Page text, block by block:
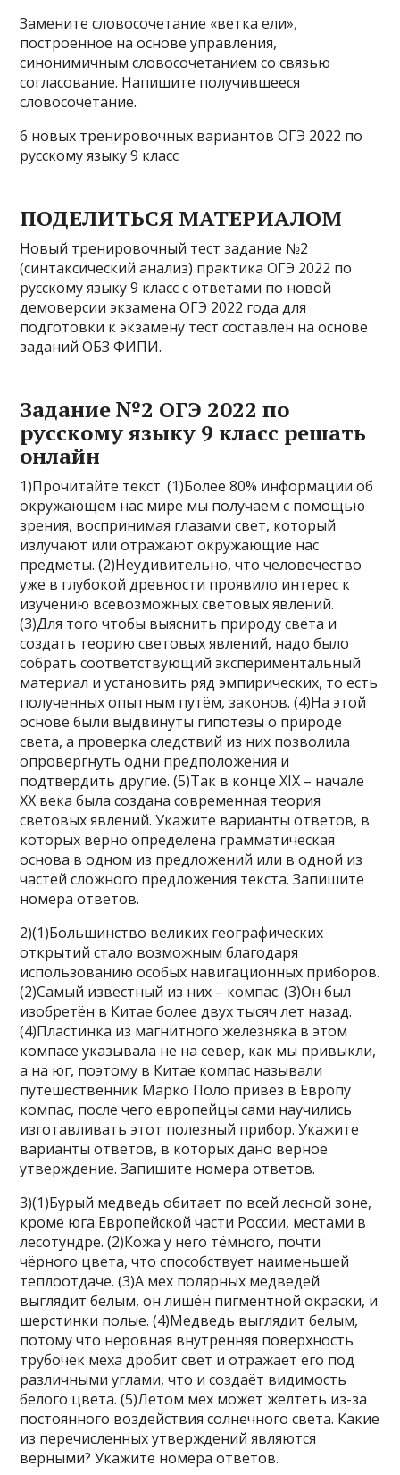
Замените словосочетание «ветка ели»,
построенное на основе управления,
синонимичным словосочетанием со связью
согласование. Напишите получившееся
словосочетание.
6 новых тренировочных вариантов ОГЭ 2022 по
русскому языку 9 класс
ПОДЕЛИТЬСЯ МАТЕРИАЛОМ
Новый тренировочный тест задание №2
(синтаксический анализ) практика ОГЭ 2022 по
русскому языку 9 класс с ответами по новой
демоверсии экзамена ОГЭ 2022 года для
подготовки к экзамену тест составлен на основе
заданий ОБЗ ФИПИ.
Задание №2 ОГЭ 2022 по
русскому языку 9 класс решать
онлайн
1)Прочитайте текст. (1)Более 80% информации об
окружающем нас мире мы получаем с помощью
зрения, воспринимая глазами свет, который
излучают или отражают окружающие нас
предметы. (2)Неудивительно, что человечество
уже в глубокой древности проявило интерес к
изучению всевозможных световых явлений.
(3)Для того чтобы выяснить природу света и
создать теорию световых явлений, надо было
собрать соответствующий экспериментальный
материал и установить ряд эмпирических, то есть
полученных опытным путём, законов. (4)На этой
основе были выдвинуты гипотезы о природе
света, а проверка следствий из них позволила
опровергнуть одни предположения и
подтвердить другие. (5)Так в конце XIX – начале
XX века была создана современная теория
световых явлений. Укажите варианты ответов, в
которых верно определена грамматическая
основа в одном из предложений или в одной из
частей сложного предложения текста. Запишите
номера ответов.
2)(1)Большинство великих географических
открытий стало возможным благодаря
использованию особых навигационных приборов.
(2)Самый известный из них – компас. (3)Он был
изобретён в Китае более двух тысяч лет назад.
(4)Пластинка из магнитного железняка в этом
компасе указывала не на север, как мы привыкли,
а на юг, поэтому в Китае компас называли
путешественник Марко Поло привёз в Европу
компас, после чего европейцы сами научились
изготавливать этот полезный прибор. Укажите
варианты ответов, в которых дано верное
утверждение. Запишите номера ответов.
3)(1)Бурый медведь обитает по всей лесной зоне,
кроме юга Европейской части России, местами в
лесотундре. (2)Кожа у него тёмного, почти
чёрного цвета, что способствует наименьшей
теплоотдаче. (3)А мех полярных медведей
выглядит белым, он лишён пигментной окраски, и
шерстинки полые. (4)Медведь выглядит белым,
потому что неровная внутренняя поверхность
трубочек меха дробит свет и отражает его под
различными углами, что и создаёт видимость
белого цвета. (5)Летом мех может желтеть из-за
постоянного воздействия солнечного света. Какие
из перечисленных утверждений являются
верными? Укажите номера ответов.